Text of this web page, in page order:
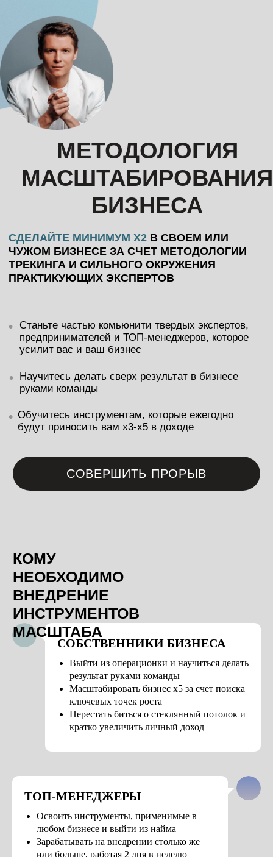
СОВЕРШИТЬ ПРОРЫВ
МЕТОДОЛОГИЯ
МАСШТАБИРОВАНИЯ
БИЗНЕСА
СДЕЛАЙТЕ МИНИМУМ Х2 В СВОЕМ ИЛИ
ЧУЖОМ БИЗНЕСЕ ЗА СЧЕТ МЕТОДОЛОГИИ
ПРАКТИКУЮЩИХ ЭКСПЕРТОВ
Научитесь делать сверх результат в бизнесе
руками команды
Станьте частью комьюнити твердых экспертов,
предпринимателей и ТОП-менеджеров, которое
усилит вас и ваш бизнес
НЕОБХОДИМО
ВНЕДРЕНИЕ
СОБСТВЕННИКИ БИЗНЕСА
Выйти из операционки и научиться делать
результат руками команды
Масштабировать бизнес х5 за счет поиска
ключевых точек роста
Перестать биться о стеклянный потолок и
кратко увеличить личный доход
ТОП-МЕНЕДЖЕРЫ
Освоить инструменты, применимые в
любом бизнесе и выйти из найма
Зарабатывать на внедрении столько же
или больше, работая 2 дня в неделю
РЕЗУЛЬТАТЫ ТЕХ, КТО
ВНЕДРИЛ ПЕРЕДОВЫЕ ЗНАНИЯ
В СВОЙ БИЗНЕС